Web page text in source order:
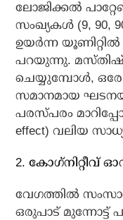
ലോജിക്കല്‍
സംഖ്യകള്‍ (9, 90,
ഉയര്‍ന്ന
പറയുന്നു.
ചെയ്യുമ്പോള്‍,
സമാനമായ
പരസ്പരം
effect) വലിയ
2. കോഗ്‌നിറ്റീവ്
വേഗത്തില്‍
ഒരുപാട്